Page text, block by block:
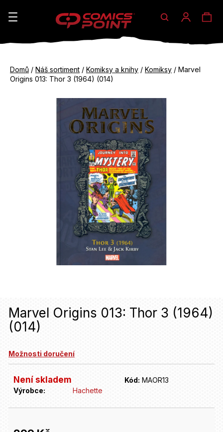
Hledat
Domů / Náš sortiment / Komiksy a knihy / Komiksy / Marvel
Origins 013: Thor 3 (1964) (014)
Marvel Origins 013: Thor 3 (1964)
(014)
Možnosti doručení
Není skladem Kód: MAOR13
Výrobce:
Hachette
K
do
do
n
a
í
?